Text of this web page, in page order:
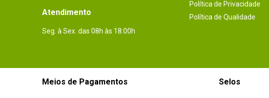
Atendimento
Seg. à Sex. das 08h às 18:00h
Política de Privacidade
Política de Qualidade
Meios de Pagamentos Selos